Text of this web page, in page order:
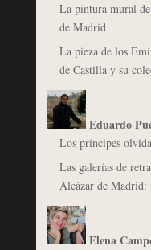
La pintura mural de
de Madrid
La pieza de los
de Castilla y su
Eduardo
Los príncipes
Las galerías de
Alcázar de
Elena